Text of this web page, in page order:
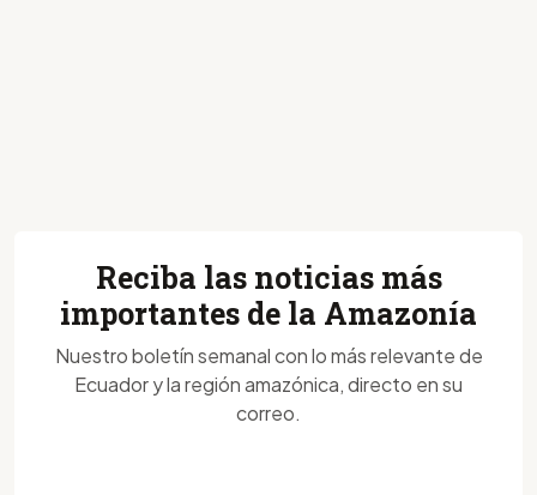
Reciba las noticias más
importantes de la Amazonía
Nuestro boletín semanal con lo más relevante de
Ecuador y la región amazónica, directo en su
correo.